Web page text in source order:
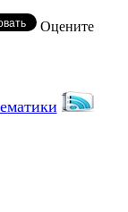
Оцените